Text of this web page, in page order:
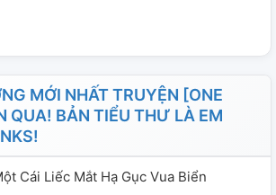
MỚI NHẤT TRUYỆN [ONE
QUA! BẢN TIỂU THƯ LÀ EM
Cái Liếc Mắt Hạ Gục Vua Biển